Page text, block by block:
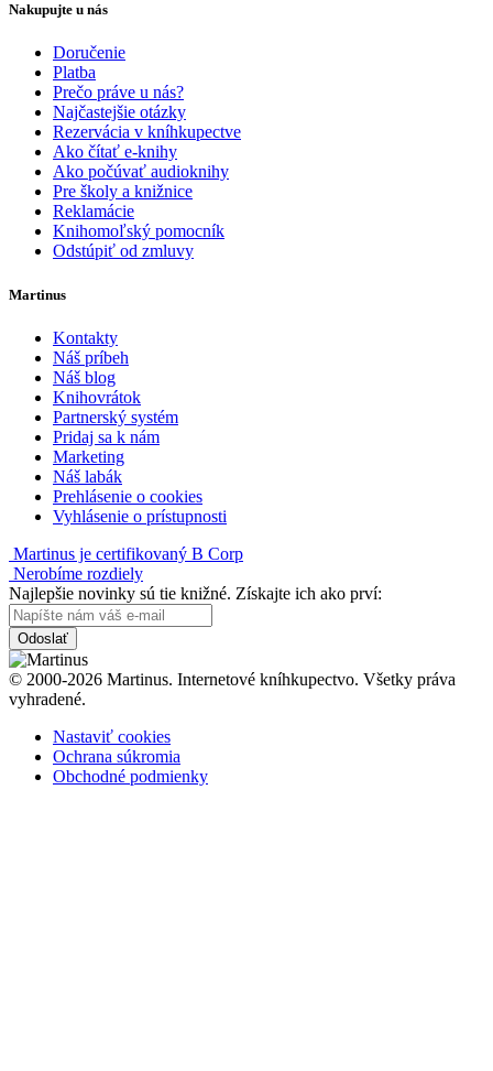
Nakupujte u nás
Doručenie
Platba
Prečo práve u nás?
Najčastejšie otázky
Rezervácia v kníhkupectve
Ako čítať e-knihy
Ako počúvať audioknihy
Pre školy a knižnice
Reklamácie
Knihomoľský pomocník
Odstúpiť od zmluvy
Martinus
Kontakty
Náš príbeh
Náš blog
Knihovrátok
Partnerský systém
Pridaj sa k nám
Marketing
Náš labák
Prehlásenie o cookies
Vyhlásenie o prístupnosti
Martinus je certifikovaný B Corp
Nerobíme rozdiely
Najlepšie novinky sú tie knižné. Získajte ich ako prví:
Odoslať
© 2000-2026 Martinus. Internetové kníhkupectvo. Všetky práva
vyhradené.
Nastaviť cookies
Ochrana súkromia
Obchodné podmienky